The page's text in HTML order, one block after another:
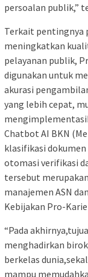
persoalan publik,”
Terkait pentingnya
meningkatkan
pelayanan publik,
digunakan untuk
akurasi
yang lebih cepat,
Chatbot AI BKN
klasifikasi
otomasi verifikasi
tersebut
manajemen ASN
Kebijakan Pro-
“Pada
menghadirkan
berkelas
mampu